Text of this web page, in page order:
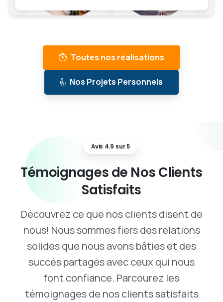
Toutes nos réalisations
Nos Projets Personnels
Avis 4.9 sur 5
Témoignagesde NosClients
Satisfaits
Découvrez ce que nos clients disent de
nous! Nous sommes fiers des relations
solides que nous avons bâties et des
succès partagés avec ceux qui nous
font confiance. Parcourez les
témoignages de nos clients satisfaits